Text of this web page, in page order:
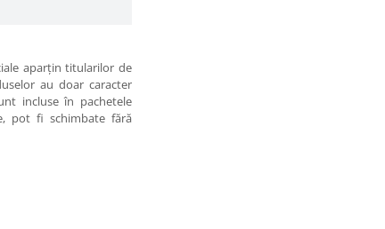
aparţin titularilor de
au doar caracter
incluse în pachetele
pot fi schimbate fără